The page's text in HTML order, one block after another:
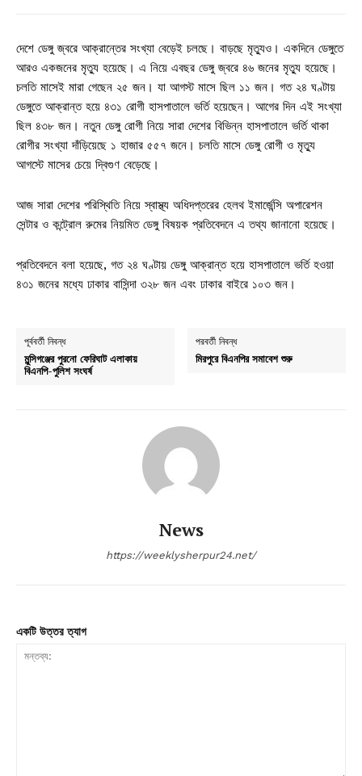
দেশে ডেঙ্গু জ্বরে আক্রান্তের সংখ্যা বেড়েই চলছে। বাড়ছে মৃত্যুও। একদিনে ডেঙ্গুতে
আরও একজনের মৃত্যু হয়েছে। এ নিয়ে এবছর ডেঙ্গু জ্বরে ৪৬ জনের মৃত্যু হয়েছে।
চলতি মাসেই মারা গেছেন ২৫ জন। যা আগস্ট মাসে ছিল ১১ জন। গত ২৪ ঘণ্টায়
ডেঙ্গুতে আক্রান্ত হয়ে ৪৩১ রোগী হাসপাতালে ভর্তি হয়েছেন। আগের দিন এই সংখ্যা
ছিল ৪৩৮ জন। নতুন ডেঙ্গু রোগী নিয়ে সারা দেশের বিভিন্ন হাসপাতালে ভর্তি থাকা
রোগীর সংখ্যা দাঁড়িয়েছে ১ হাজার ৫৫৭ জনে। চলতি মাসে ডেঙ্গু রোগী ও মৃত্যু
আগস্টে মাসের চেয়ে দ্বিগুণ বেড়েছে।
আজ সারা দেশের পরিস্থিতি নিয়ে স্বাস্থ্য অধিদপ্তরের হেলথ ইমার্জেন্সি অপারেশন
সেন্টার ও কন্ট্রোল রুমের নিয়মিত ডেঙ্গু বিষয়ক প্রতিবেদনে এ তথ্য জানানো হয়েছে।
প্রতিবেদনে বলা হয়েছে, গত ২৪ ঘণ্টায় ডেঙ্গু আক্রান্ত হয়ে হাসপাতালে ভর্তি হওয়া
৪৩১ জনের মধ্যে ঢাকার বাসিন্দা ৩২৮ জন এবং ঢাকার বাইরে ১০৩ জন।
পূর্ববর্তী নিবন্ধ
মুন্সিগঞ্জের পুরনো ফেরিঘাট এলাকায়
বিএনপি-পুলিশ সংঘর্ষ
পরবর্তী নিবন্ধ
মিরপুরে বিএনপির সমাবেশ শুরু
News
https://weeklysherpur24.net/
একটি উত্তর ত্যাগ